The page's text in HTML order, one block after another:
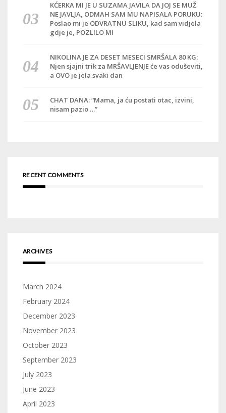
KĆERKA MI JE U SUZAMA JAVILA DA JOJ SE MUŽ
NE JAVLJA, ODMAH SAM MU NAPISALA PORUKU:
Poslao mi je ODVRATNU SLIKU, kad sam vidjela
gdje je, POZLILO MI
NIKOLINA JE ZA DESET MESECI SMRŠALA 80 KG:
Njen sjajni trik za MRŠAVLJENJE će vas oduševiti,
a OVO je jela svaki dan
CHAT DANA: “Mama, ja ću postati otac, izvini,
nisam pazio …”
RECENT COMMENTS
ARCHIVES
March 2024
February 2024
December 2023
November 2023
October 2023
September 2023
July 2023
June 2023
April 2023